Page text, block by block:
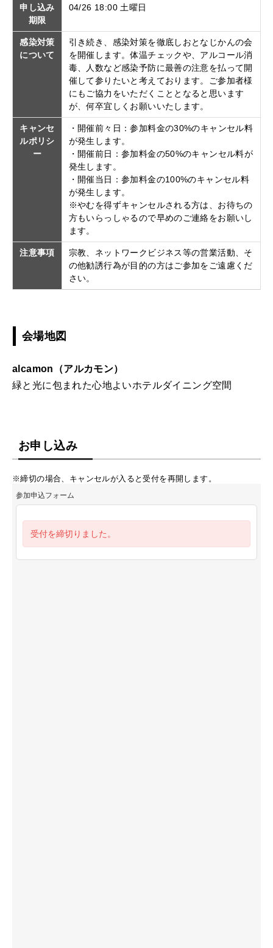
申し込み
期限
04/26 18:00 土曜日
感染対策
について
引き続き、感染対策を徹底しおとなじかんの会
を開催します。体温チェックや、アルコール消
毒、人数など感染予防に最善の注意を払って開
催して参りたいと考えております。ご参加者様
にもご協力をいただくこととなると思います
が、何卒宜しくお願いいたします。
キャンセ
ルポリシ
ー
・開催前々日：参加料金の30%のキャンセル料
が発生します。
・開催前日：参加料金の50%のキャンセル料が
発生します。
・開催当日：参加料金の100%のキャンセル料
が発生します。
※やむを得ずキャンセルされる方は、お待ちの
方もいらっしゃるので早めのご連絡をお願いし
ます。
注意事項
宗教、ネットワークビジネス等の営業活動、そ
の他勧誘行為が目的の方はご参加をご遠慮くだ
さい。
会場地図
alcamon（アルカモン）
緑と光に包まれた心地よいホテルダイニング空間
お申し込み
※締切の場合、キャンセルが入ると受付を再開します。